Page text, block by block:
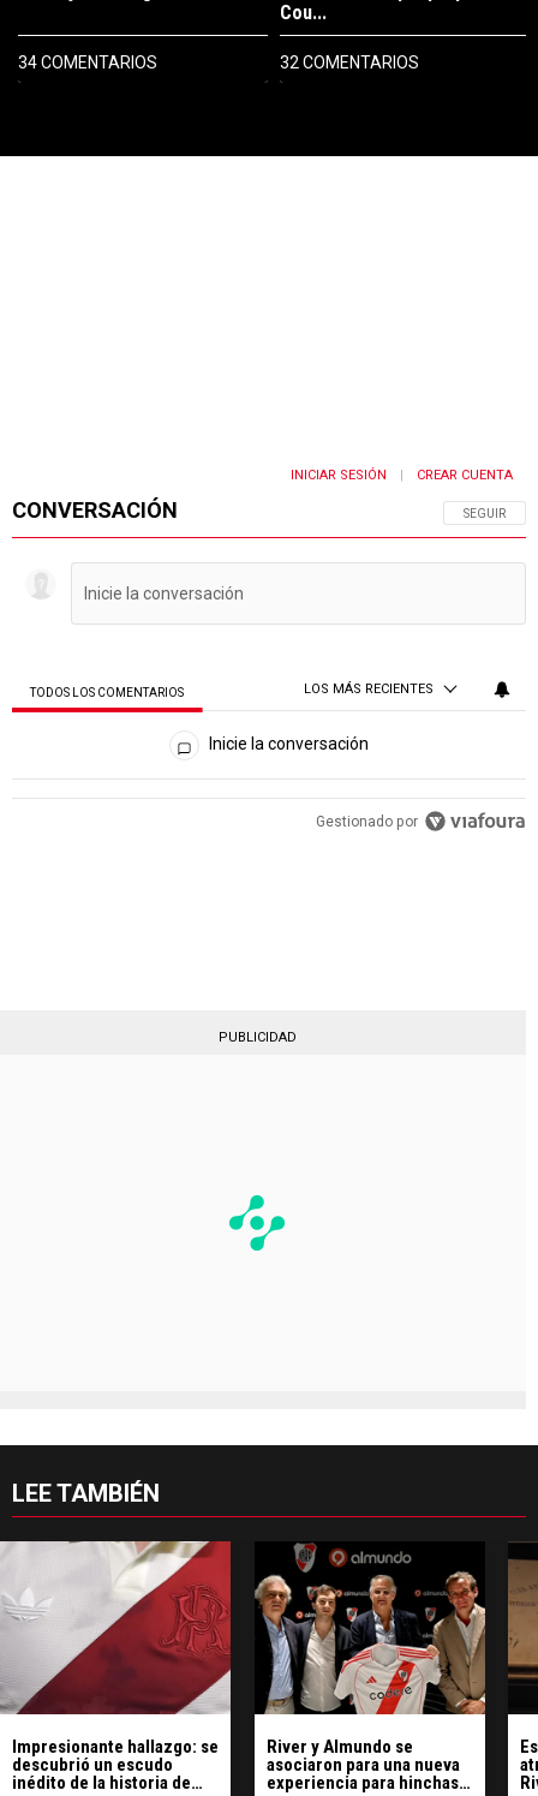
34 COMENTARIOS
Cou...
32 COMENTARIOS
CONVERSACIÓN SIGA ESTA
SEGUIR
INICIAR SESIÓN CREAR CUENTA
TODOS LOS COMENTARIOS LOS MÁS RECIENTES
Todos los comentarios
Inicie la conversación
PUBLICIDAD
LEE TAMBIÉN
Impresionante hallazgo: se
descubrió un escudo
inédito de la historia de
River y Almundo se
asociaron para una nueva
experiencia para hinchas y